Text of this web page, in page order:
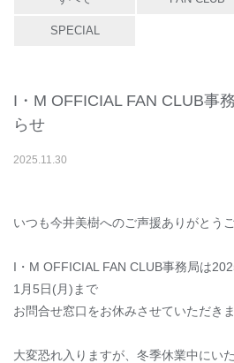
SPECIAL
I・M OFFICIAL FAN CLUB事
らせ
2025.11.30
いつも今井美樹へのご声援ありがとうご
I・M OFFICIAL FAN CLUB事務局は
1月5日(月)まで
お問合せ窓口をお休みさせていただきま
大変恐れ入りますが、冬季休業中にい